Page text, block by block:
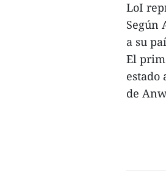
LoI
Según
a su
El
estado
de